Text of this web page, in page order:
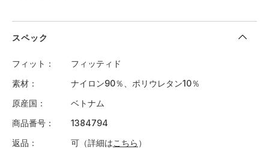
スペック
フィット
フィッティド
素材
ナイロン90％、ポリウレタン10％
原産国
ベトナム
商品番号
1384794
返品
可（詳細はこちら ）